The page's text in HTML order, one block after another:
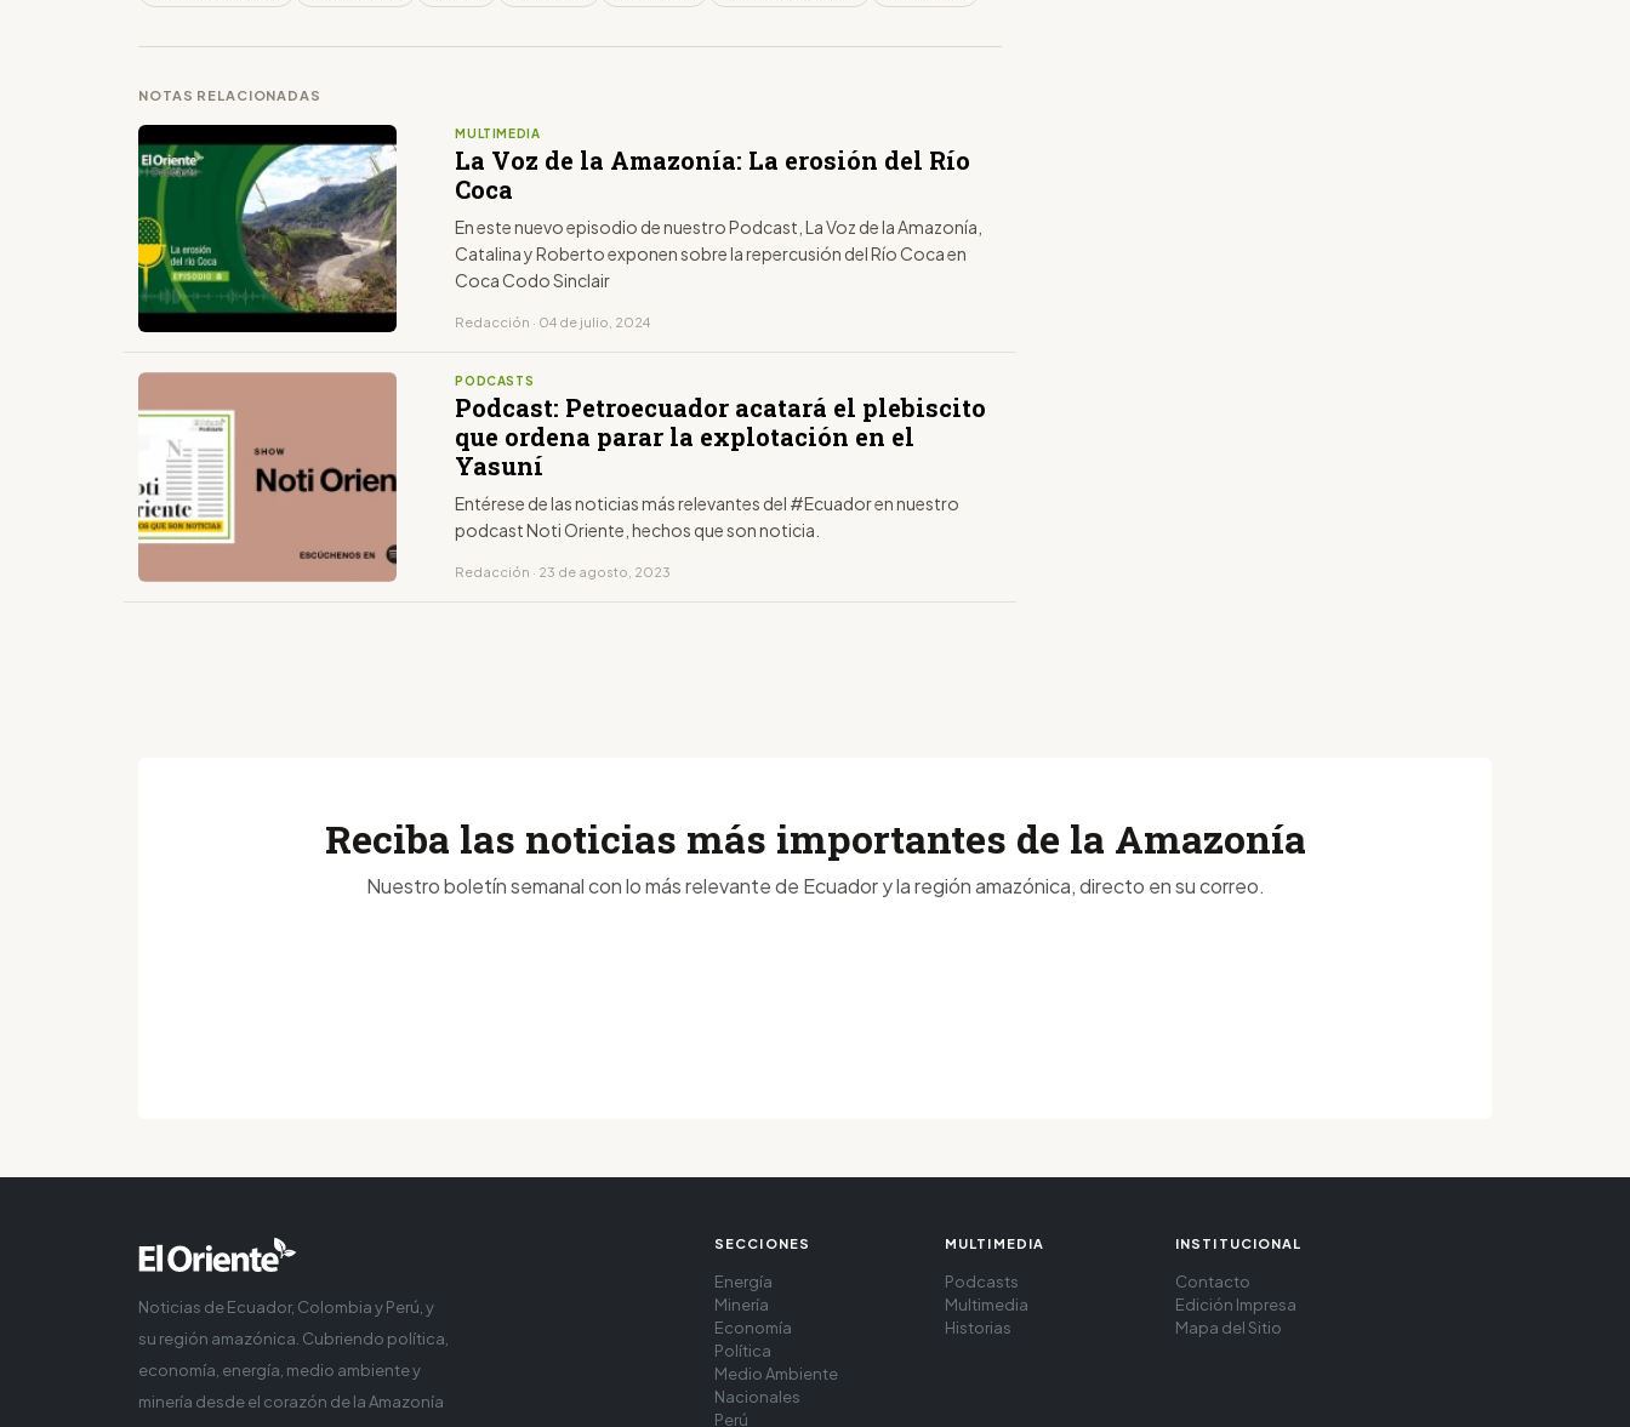
NOTAS RELACIONADAS
MULTIMEDIA
La Voz de la Amazonía: La erosión del Río
Coca
En este nuevo episodio de nuestro Podcast, La Voz de la Amazonía,
Catalina y Roberto exponen sobre la repercusión del Río Coca en
Coca Codo Sinclair
Redacción · 04 de julio, 2024
PODCASTS
Podcast: Petroecuador acatará el plebiscito
que ordena parar la explotación en el
Yasuní
Entérese de las noticias más relevantes del #Ecuador en nuestro
podcast Noti Oriente, hechos que son noticia.
Redacción · 23 de agosto, 2023
Reciba las noticias más importantes de la Amazonía
Nuestro boletín semanal con lo más relevante de Ecuador y la región amazónica, directo en su correo.
Noticias de Ecuador, Colombia y Perú, y
su región amazónica. Cubriendo política,
economía, energía, medio ambiente y
minería desde el corazón de la Amazonía
SECCIONES
Energía
Minería
Economía
Política
Medio Ambiente
Nacionales
Perú
MULTIMEDIA
Podcasts
Multimedia
Historias
INSTITUCIONAL
Contacto
Edición Impresa
Mapa del Sitio